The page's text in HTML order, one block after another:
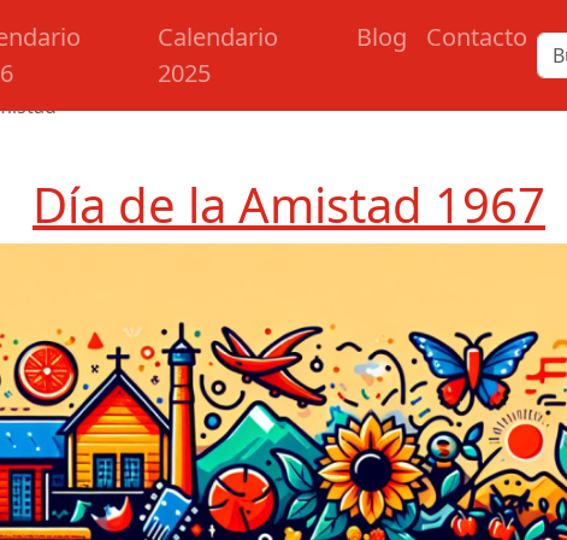
Calendario
2025
Blog Contacto
Día de la Amistad 1967